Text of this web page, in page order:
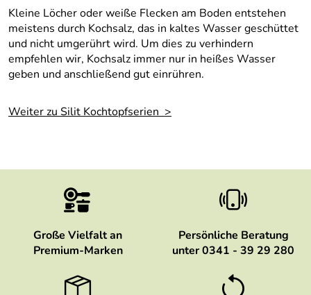
Kleine Löcher oder weiße Flecken am Boden entstehen
meistens durch Kochsalz, das in kaltes Wasser geschüttet
und nicht umgerührt wird. Um dies zu verhindern
empfehlen wir, Kochsalz immer nur in heißes Wasser
geben und anschließend gut einrühren.
Weiter zu Silit Kochtopfserien >
Große Vielfalt an
Premium-Marken
Persönliche Beratung
unter 0341 - 39 29 280